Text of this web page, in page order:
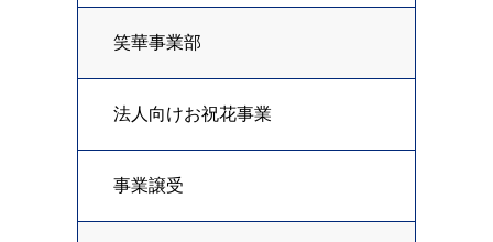
笑華事業部
法人向けお祝花事業
事業譲受